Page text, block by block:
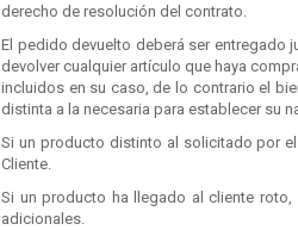
derecho de resolución del contrato.
El pedido devuelto deberá ser entregado
devolver cualquier artículo que haya
incluidos en su caso, de lo contrario el
distinta a la necesaria para establecer su
Si un producto distinto al solicitado por
Cliente.
Si un producto ha llegado al cliente
adicionales.